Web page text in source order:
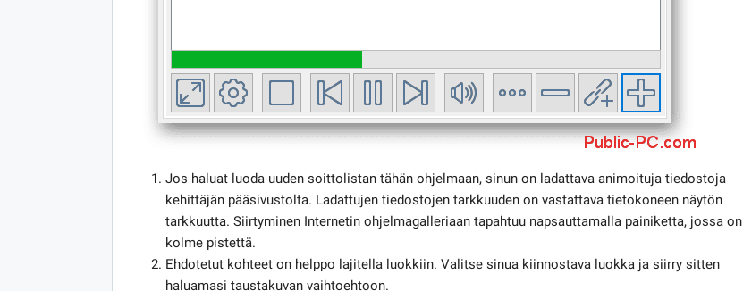
Jos haluat luoda uuden soittolistan tähän ohjelmaan, sinun on ladattava animoituja tiedostoja
kehittäjän pääsivustolta. Ladattujen tiedostojen tarkkuuden on vastattava tietokoneen näytön
tarkkuutta. Siirtyminen Internetin ohjelmagalleriaan tapahtuu napsauttamalla painiketta, jossa on
kolme pistettä.
Ehdotetut kohteet on helppo lajitella luokkiin. Valitse sinua kiinnostava luokka ja siirry sitten
haluamasi taustakuvan vaihtoehtoon.